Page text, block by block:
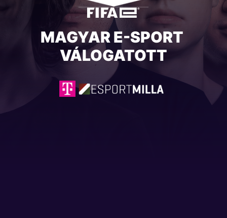
MAGYAR E-SPORT
VÁLOGATOTT